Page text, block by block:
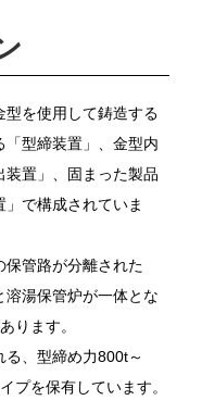
を使用して鋳造する
「型締装置」、金型内
装置」、固まった製品
で構成されていま
管路が分離された
溶湯保管炉が一体とな
ります。
、型締め力800t～
プを保有しています。